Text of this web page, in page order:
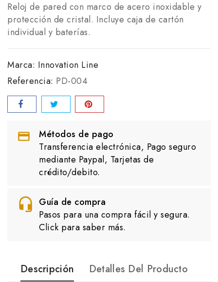
Reloj de pared con marco de acero inoxidable y
protección de cristal. Incluye caja de cartón
individual y baterías.
Marca: Innovation Line
Referencia: PD-004
Métodos de pago
Transferencia electrónica, Pago seguro
mediante Paypal, Tarjetas de
crédito/debito.
Guía de compra
Pasos para una compra fácil y segura.
Click para saber más.
Descripción Detalles Del Producto